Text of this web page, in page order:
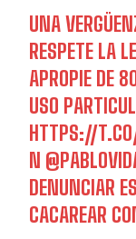
UNA
RESPETE LA
APROPIE DE
USO
HTTPS://
N
DENUNCIAR
CACAREAR